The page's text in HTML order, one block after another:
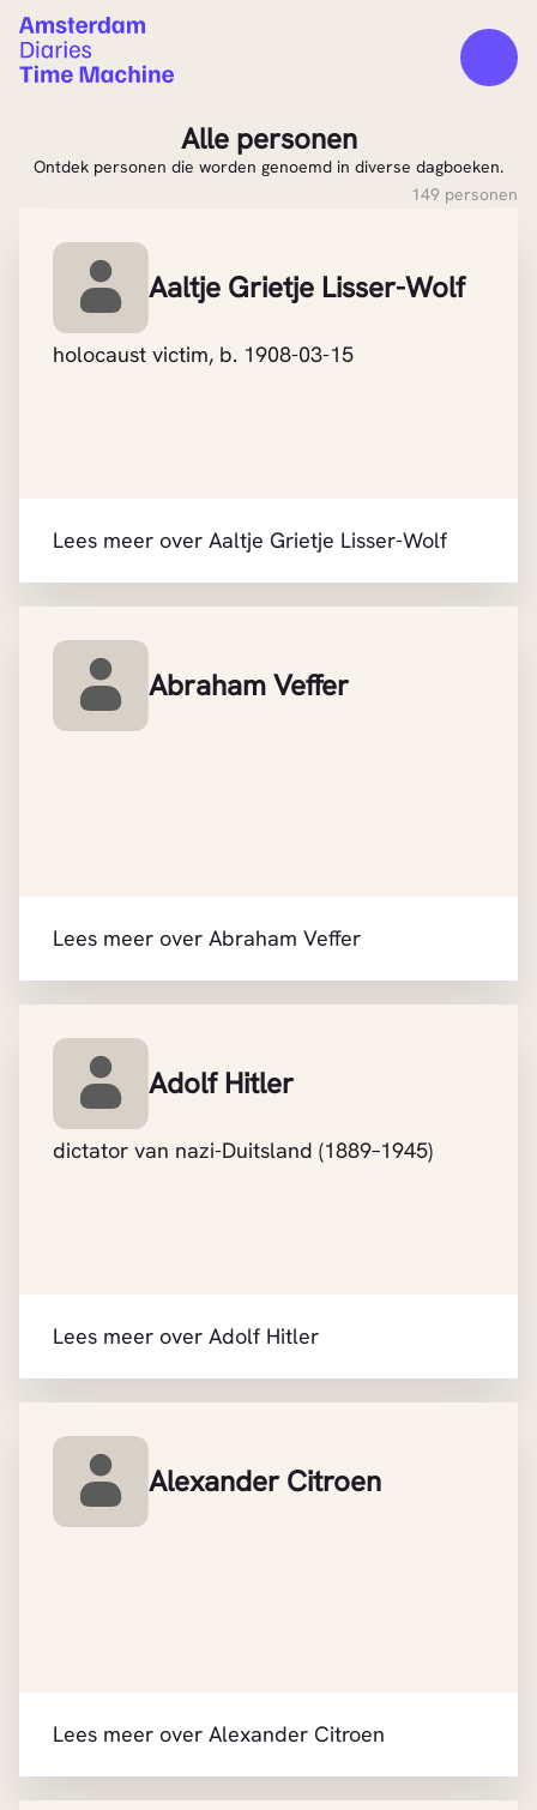
Alle personen
Ontdek personen die worden genoemd in diverse dagboeken.
149 personen
Aaltje Grietje Lisser-Wolf
holocaust victim, b. 1908-03-15
Lees meer over Aaltje Grietje Lisser-Wolf
Abraham Veffer
Lees meer over Abraham Veffer
Adolf Hitler
dictator van nazi-Duitsland (1889–1945)
Lees meer over Adolf Hitler
Alexander Citroen
Lees meer over Alexander Citroen